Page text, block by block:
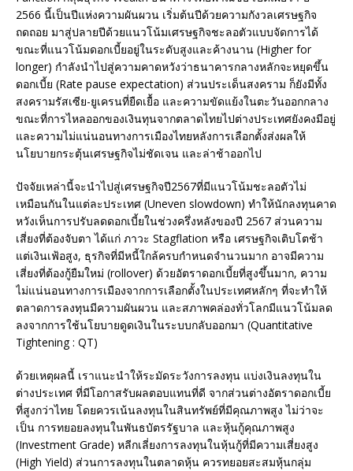
2566 นี้เป็นปีแห่งความผันผวน เริ่มต้นปีด้วยความกังวลเศรษฐกิจ
ถดถอย มาสู่ปลายปีด้วยแนวโน้มเศรษฐกิจชะลอตัวแบบจัดการได้
ขณะที่แนวโน้มดอกเบี้ยอยู่ในระดับสูงและค้างนาน (Higher for
longer) กำลังนำไปสู่ความคาดหวังว่าธนาคารกลางหลักจะหยุดขึ้น
ดอกเบี้ย (Rate pause expectation) ส่วนประเด็นสงคราม ก็ยังมีทั้ง
สงครามรัสเซีย-ยูเครนที่ยืดเยื้อ และความขัดแย้งในตะวันออกกลาง
ขณะที่การไหลออกของเงินทุนจากตลาดไทยไปต่างประเทศยังคงมีอยู่
และความไม่แน่นอนทางการเมืองไทยหลังการเลือกตั้งส่งผลให้
นโยบายกระตุ้นเศรษฐกิจไม่ชัดเจน และล่าช้าออกไป
ปัจจัยเหล่านี้จะนำไปสู่เศรษฐกิจปี2567ที่มีแนวโน้มชะลอตัวไม่
เหมือนกันในแต่ละประเทศ (Uneven slowdown) ทำให้นักลงทุนคาด
หวังเห็นการปรับลดดอกเบี้ยในช่วงครึ่งหลังของปี 2567 ส่วนความ
เสี่ยงที่ต้องจับตา ได้แก่ ภาวะ Stagflation หรือ เศรษฐกิจเติบโตช้า
แต่เงินเฟ้อสูง, ธุรกิจที่มีหนี้ใกล้ครบกำหนดจำนวนมาก อาจมีความ
เสี่ยงที่ต้องกู้ยืมใหม่ (rollover) ด้วยอัตราดอกเบี้ยที่สูงขึ้นมาก, ความ
ไม่แน่นอนทางการเมืองจากการเลือกตั้งในประเทศหลักๆ ที่จะทำให้
ตลาดการลงทุนมีความผันผวน และสภาพคล่องทั่วโลกมีแนวโน้มลด
ลงจากการใช้นโยบายดูดเงินในระบบกลับออกมา (Quantitative
Tightening : QT)
ด้วยเหตุผลนี้ เราแนะนำให้ระมัดระวังการลงทุน แบ่งเงินลงทุนใน
ต่างประเทศ ที่มีโอกาสรับผลตอบแทนที่ดี จากส่วนต่างอัตราดอกเบี้ย
ที่สูงกว่าไทย โดยควรเน้นลงทุนในสินทรัพย์ที่มีคุณภาพสูง ไม่ว่าจะ
เป็น การทยอยลงทุนในพันธบัตรรัฐบาล และหุ้นกู้คุณภาพสูง
(Investment Grade) หลีกเลี่ยงการลงทุนในหุ้นกู้ที่มีความเสี่ยงสูง
(High Yield) ส่วนการลงทุนในตลาดหุ้น ควรทยอยสะสมหุ้นกลุ่ม